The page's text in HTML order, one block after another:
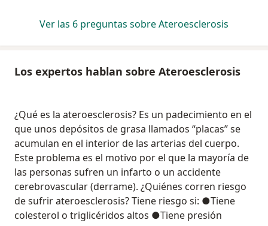
Ver las 6 preguntas sobre Ateroesclerosis
Los expertos hablan sobre Ateroesclerosis
¿Qué es la ateroesclerosis? Es un padecimiento en el
que unos depósitos de grasa llamados “placas” se
acumulan en el interior de las arterias del cuerpo.
Este problema es el motivo por el que la mayoría de
las personas sufren un infarto o un accidente
cerebrovascular (derrame). ¿Quiénes corren riesgo
de sufrir ateroesclerosis? Tiene riesgo si: ●Tiene
colesterol o triglicéridos altos ●Tiene presión